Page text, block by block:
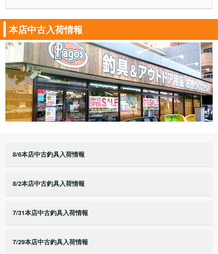
本店中古入荷情報
8/6本店中古釣具入荷情報
8/2本店中古釣具入荷情報
7/31本店中古釣具入荷情報
7/29本店中古釣具入荷情報